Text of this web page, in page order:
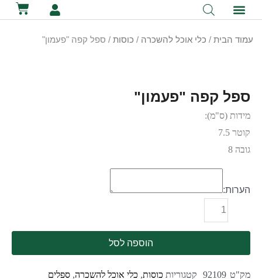
לתוכן
ספל קפה "פעמון"
מידות (ס"מ):
קוטר 7.5
גובה 8
הערות:
הוספה לסל
מק"ט 92109 קטגוריות כוסות, כלי אוכל להשכרה, ספלים
עמוד הבית / כלי אוכל להשכרה / כוסות / ספל קפה "פעמון"